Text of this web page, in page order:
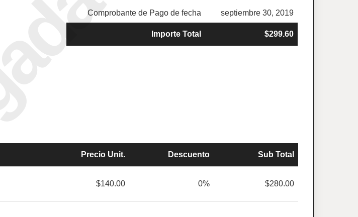
PagadaComprobante de Pago de fecha septiembre 30, 2019
Importe Total $299.60
Precio Unit. Descuento Sub Total
$140.00 0% $280.00